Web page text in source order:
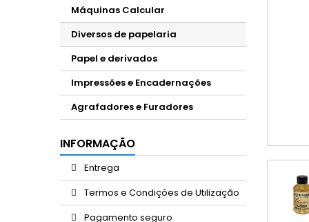
Máquinas Calcular
Diversos de papelaria
Papel e derivados
Impressões e Encadernações
Agrafadores e Furadores
INFORMAÇÃO
Entrega
Termos e Condições de Utilização
Pagamento seguro